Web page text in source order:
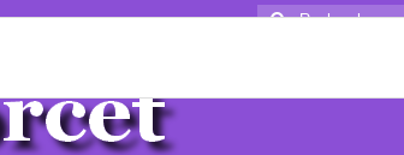
Rechercher